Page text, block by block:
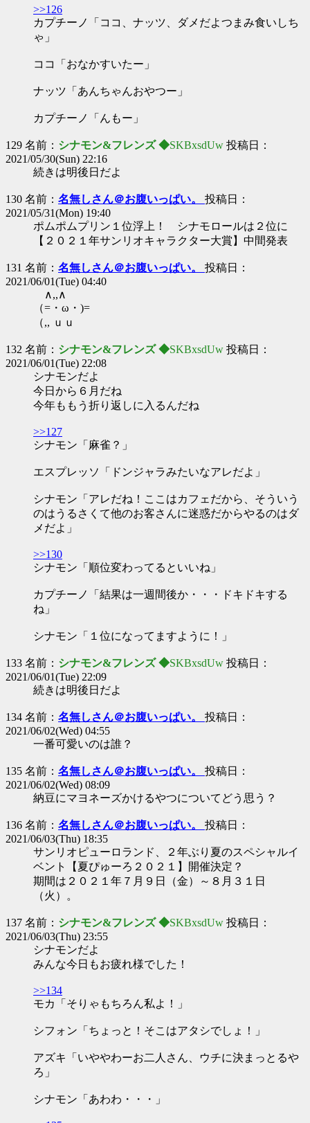
>>126
カプチーノ「ココ、ナッツ、ダメだよつまみ食いしち
ゃ」
ココ「おなかすいたー」
ナッツ「あんちゃんおやつー」
カプチーノ「んもー」
129 名前： シナモン&フレンズ ◆SKBxsdUw 投稿日：
2021/05/30(Sun) 22:16
続きは明後日だよ
130 名前： 名無しさん＠お腹いっぱい。 投稿日：
2021/05/31(Mon) 19:40
ポムポムプリン１位浮上！ シナモロールは２位に
【２０２１年サンリオキャラクター大賞】中間発表
131 名前： 名無しさん＠お腹いっぱい。 投稿日：
2021/06/01(Tue) 04:40
∧,,∧
（=・ω・)=
（,, ｕｕ
132 名前： シナモン&フレンズ ◆SKBxsdUw 投稿日：
2021/06/01(Tue) 22:08
シナモンだよ
今日から６月だね
今年ももう折り返しに入るんだね
>>127
シナモン「麻雀？」
エスプレッソ「ドンジャラみたいなアレだよ」
シナモン「アレだね！ここはカフェだから、そういう
のはうるさくて他のお客さんに迷惑だからやるのはダ
メだよ」
>>130
シナモン「順位変わってるといいね」
カプチーノ「結果は一週間後か・・・ドキドキする
ね」
シナモン「１位になってますように！」
133 名前： シナモン&フレンズ ◆SKBxsdUw 投稿日：
2021/06/01(Tue) 22:09
続きは明後日だよ
134 名前： 名無しさん＠お腹いっぱい。 投稿日：
2021/06/02(Wed) 04:55
一番可愛いのは誰？
135 名前： 名無しさん＠お腹いっぱい。 投稿日：
2021/06/02(Wed) 08:09
納豆にマヨネーズかけるやつについてどう思う？
136 名前： 名無しさん＠お腹いっぱい。 投稿日：
2021/06/03(Thu) 18:35
サンリオピューロランド、２年ぶり夏のスペシャルイ
ベント【夏ぴゅーろ２０２１】開催決定？
期間は２０２１年７月９日（金）～８月３１日
（火）。
137 名前： シナモン&フレンズ ◆SKBxsdUw 投稿日：
2021/06/03(Thu) 23:55
シナモンだよ
みんな今日もお疲れ様でした！
>>134
モカ「そりゃもちろん私よ！」
シフォン「ちょっと！そこはアタシでしょ！」
アズキ「いややわーお二人さん、ウチに決まっとるや
ろ」
シナモン「あわわ・・・」